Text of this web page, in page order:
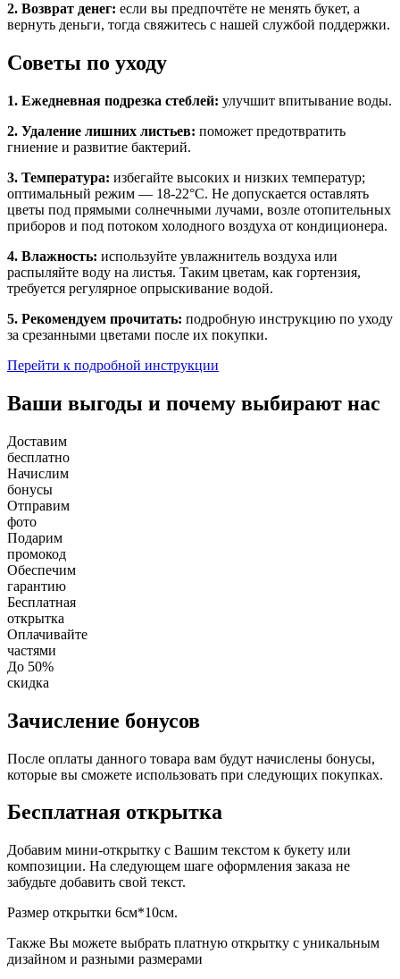
2. Возврат денег: если вы предпочтёте не менять букет, а
вернуть деньги, тогда свяжитесь с нашей службой поддержки.
Советы по уходу
1. Ежедневная подрезка стеблей: улучшит впитывание воды.
2. Удаление лишних листьев: поможет предотвратить
гниение и развитие бактерий.
3. Температура: избегайте высоких и низких температур;
оптимальный режим — 18-22°C. Не допускается оставлять
цветы под прямыми солнечными лучами, возле отопительных
приборов и под потоком холодного воздуха от кондиционера.
4. Влажность: используйте увлажнитель воздуха или
распыляйте воду на листья. Таким цветам, как гортензия,
требуется регулярное опрыскивание водой.
5. Рекомендуем прочитать: подробную инструкцию по уходу
за срезанными цветами после их покупки.
Перейти к подробной инструкции
Ваши выгоды и почему выбирают нас
Доставим
бесплатно
Начислим
бонусы
Отправим
фото
Подарим
промокод
Обеспечим
гарантию
Бесплатная
открытка
Оплачивайте
частями
До 50%
скидка
Зачисление бонусов
После оплаты данного товара вам будут начислены бонусы,
которые вы сможете использовать при следующих покупках.
Бесплатная открытка
Добавим мини-открытку с Вашим текстом к букету или
композиции. На следующем шаге оформления заказа не
забудьте добавить свой текст.
Размер открытки 6см*10см.
Также Вы можете выбрать платную открытку с уникальным
дизайном и разными размерами